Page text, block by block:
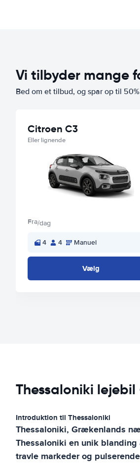
Vi tilbyder mange
Bed om et tilbud, og spar op til
Citroen C3
Eller lignende
Fra/dag
4 4 Manuel
Vælg
Thessaloniki
Introduktion til Thessaloniki
Thessaloniki, Grækenlands
Thessaloniki en unik
travle markeder og